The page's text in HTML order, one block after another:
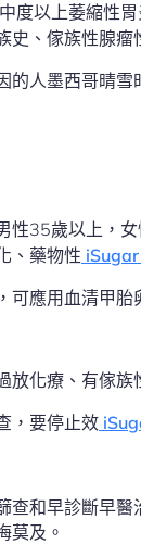
度以上萎縮性
史、傢族性腺瘤
的人墨西哥晴
性35歲以上，
、藥物性 iSugar
可應用血清甲
放化療、有傢
，要停止效
查和早診斷早醫
莫及。